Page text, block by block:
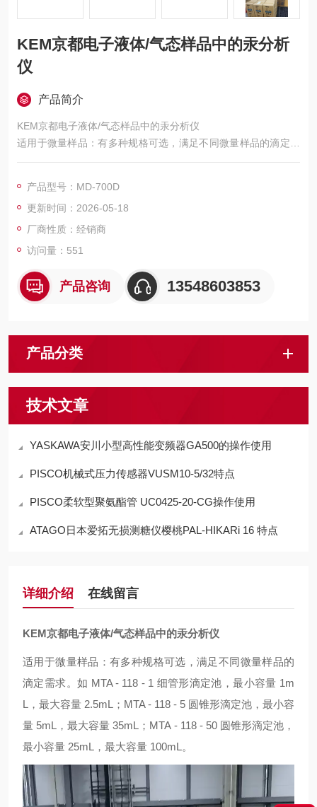
KEM京都电子液体/气态样品中的汞分析
仪
产品简介
KEM京都电子液体/气态样品中的汞分析仪
适用于微量样品：有多种规格可选，满足不同微量样品的滴定需
求。如 MTA - 118 - 1 细管形滴定池，最小容量 1mL，最大容量
量 35mL；MTA - 118 - 50 圆锥形滴定池，最小容量 25mL，最
大容量 100mL。
产品型号：MD-700D
更新时间：2026-05-18
厂商性质：经销商
访问量：551
产品咨询 13548603853
产品分类
技术文章
YASKAWA安川小型高性能变频器GA500的操作使用
PISCO机械式压力传感器VUSM10-5/32特点
PISCO柔软型聚氨酯管 UC0425-20-CG操作使用
ATAGO日本爱拓无损测糖仪樱桃PAL-HIKARi 16 特点
详细介绍 在线留言
KEM京都电子液体/气态样品中的汞分析仪
适用于微量样品：有多种规格可选，满足不同微量样品的
滴定需求。如 MTA - 118 - 1 细管形滴定池，最小容量 1m
L，最大容量 2.5mL；MTA - 118 - 5 圆锥形滴定池，最小容
量 5mL，最大容量 35mL；MTA - 118 - 50 圆锥形滴定池，
最小容量 25mL，最大容量 100mL。